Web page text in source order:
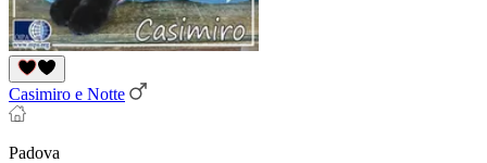
Casimiro e Notte
Padova